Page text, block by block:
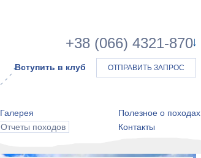
+38 (066) 4321-870
Вступить в клуб ОТПРАВИТЬ ЗАПРОС
Галерея
Полезное о походах
Отчеты походов
Контакты